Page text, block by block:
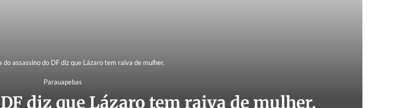
do assassino do DF diz que Lázaro tem raiva de mulher.
Parauapebas
diz que Lázaro tem raiva de mulher.